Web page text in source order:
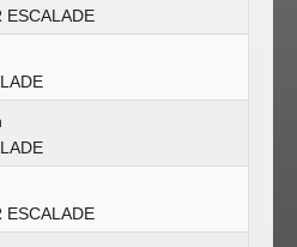
ESCALADE
ESCALADE